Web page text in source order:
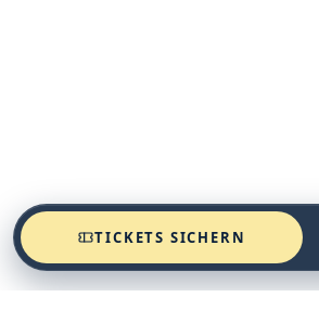
TICKETS SICHERN